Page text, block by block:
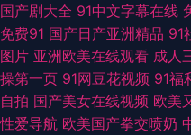
妻综合网 国产嫩草在线 午夜剧场
本 91黄色仓库 九一激情影院 人
加勒比福利剧场 青青草操逼视频
国产剧大全 91中文字幕在线
免费91 国产日产亚洲精品 91
图片 亚洲欧美在线观看 成人
操第一页 91网豆花视频 91福
自拍 国产美女在线视频 欧美
性爱导航 欧美国产拳交喷奶